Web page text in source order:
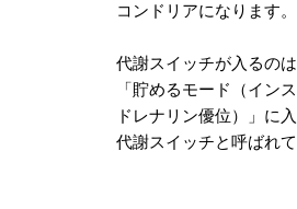
コンドリアになります。
代謝スイッチが入るの
「貯めるモード（イン
ドレナリン優位）」に
代謝スイッチと呼ばれて